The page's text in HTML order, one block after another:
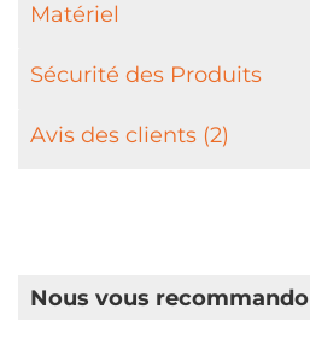
Matériel
Sécurité des Produits
Avis des clients (2)
Nous vous